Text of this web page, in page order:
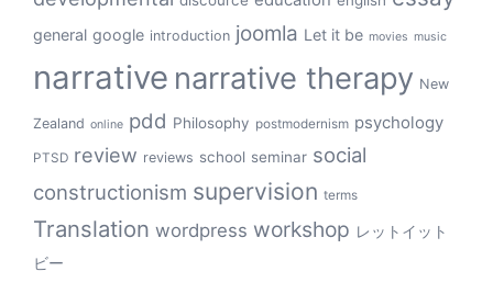
general google introduction joomla Let it be movies music
narrative narrative therapy New
Zealand online pdd Philosophy postmodernism psychology
PTSD review reviews school seminar social
constructionism supervision terms
Translation wordpress workshop レットイット
ビー